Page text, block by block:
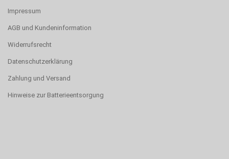
Impressum
AGB und Kundeninformation
Widerrufsrecht
Datenschutzerklärung
Zahlung und Versand
Hinweise zur Batterieentsorgung